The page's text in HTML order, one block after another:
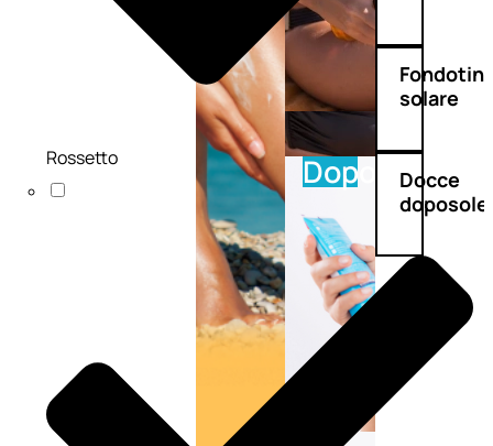
Doposole
solare
Docce
doposole
Rossetto